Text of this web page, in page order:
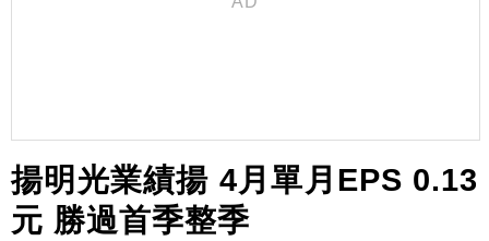
揚明光業績揚 4月單月EPS 0.13
元 勝過首季整季